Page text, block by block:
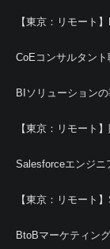
【東京：リモート
CoEコンサルタント
BIソリューション
【東京：リモート
Salesforceエンジニ
【東京：リモート
BtoBマーケティン